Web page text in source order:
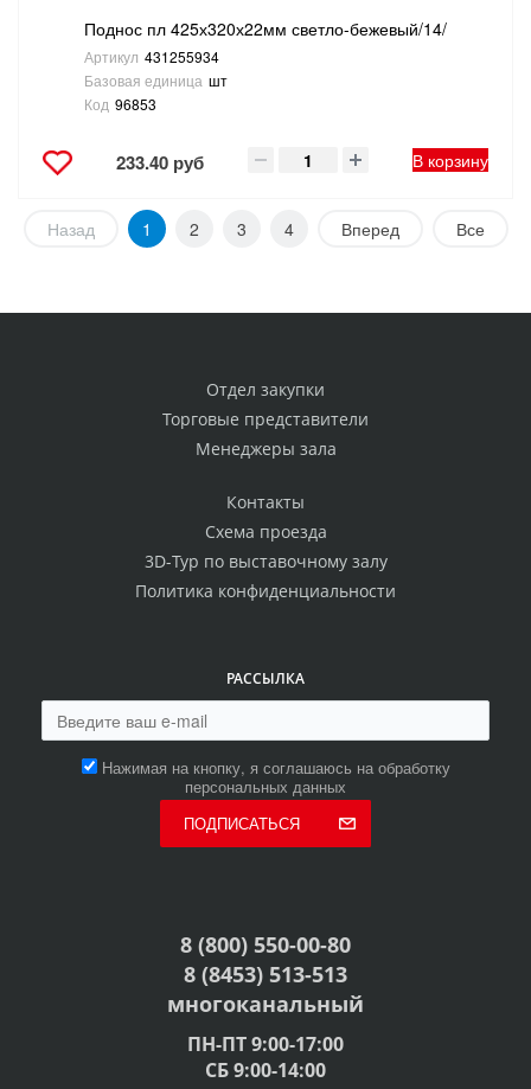
Поднос пл 425х320х22мм светло-бежевый/14/
Артикул 431255934
Базовая единица шт
Код 96853
233.40 руб В корзину
Назад 1 2 3 4 Вперед Все
Отдел закупки
Торговые представители
Менеджеры зала
Контакты
Схема проезда
3D-Тур по выставочному залу
Политика конфиденциальности
РАССЫЛКА
Нажимая на кнопку, я соглашаюсь на обработку
персональных данных
ПОДПИСАТЬСЯ
8 (800) 550-00-80
8 (8453) 513-513
многоканальный
ПН-ПТ 9:00-17:00
СБ 9:00-14:00